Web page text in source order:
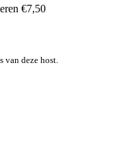
€7,50
deze host.